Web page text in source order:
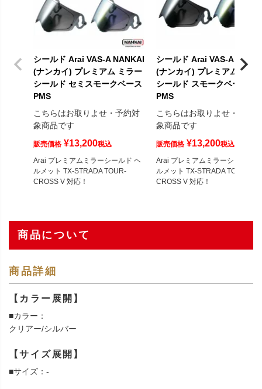
シールド Arai VAS-A NANKAI
(ナンカイ) プレミアム ミラー
シールド セミスモークベース
PMS
こちらはお取りよせ・予約対
象商品です
販売価格 ¥13,200税込
Arai プレミアムミラーシールド ヘ
ルメット TX-STRADA TOUR-
CROSS V 対応！
シールド Arai VAS-A
(ナンカイ) プレミアム ミラ
シールド スモークベース
PMS
こちらはお取りよせ・予約対
象商品です
販売価格 ¥13,200税込
Arai プレミアムミラーシールド
ルメット TX-STRADA TOUR-
CROSS V 対応！
商品について
商品詳細
【カラー展開】
■カラー：
クリアー/シルバー
【サイズ展開】
■サイズ：-